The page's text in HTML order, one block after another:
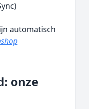
automatisch
onze